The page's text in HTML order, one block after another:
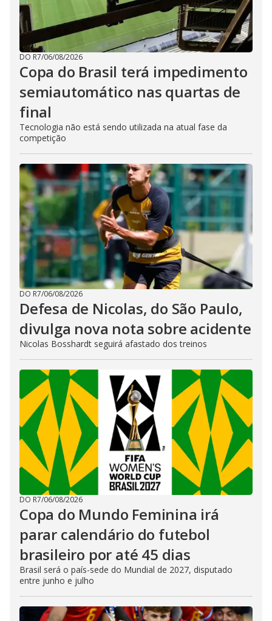
DO R7/06/08/2026
Copa do Brasil terá impedimento
semiautomático nas quartas de
final
Tecnologia não está sendo utilizada na atual fase da
competição
DO R7/06/08/2026
Defesa de Nicolas, do São Paulo,
divulga nova nota sobre acidente
Nicolas Bosshardt seguirá afastado dos treinos
DO R7/06/08/2026
Copa do Mundo Feminina irá
parar calendário do futebol
brasileiro por até 45 dias
Brasil será o país-sede do Mundial de 2027, disputado
entre junho e julho